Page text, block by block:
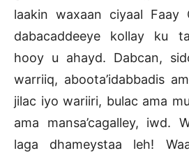
laakin waxaan ciyaal Faay
dabacaddeeye kollay ku
hooy u ahayd. Dabcan,
warriiq, aboota’idabbadis
jilac iyo wariiri, bulac ama
ama mansa’cagalley, iwd.
laga dhameystaa leh!